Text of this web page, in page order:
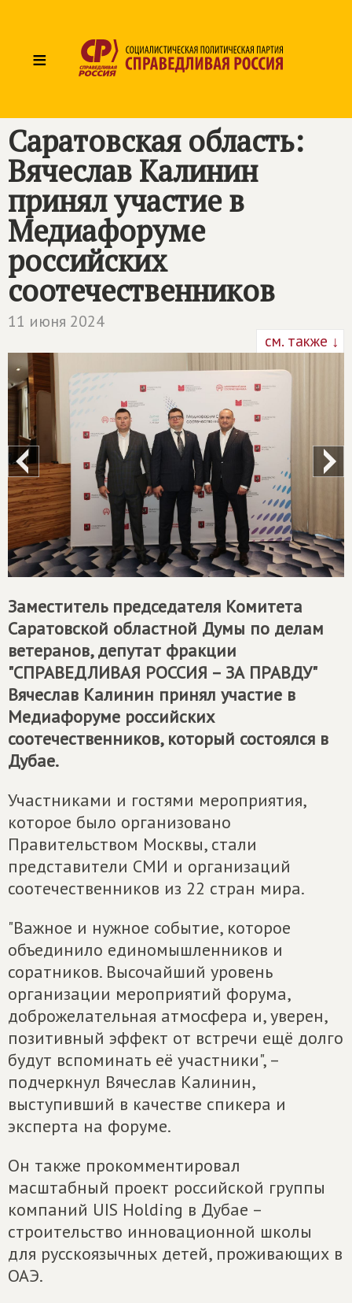
≡
Саратовская область:
Вячеслав Калинин
принял участие в
Медиафоруме
российских
соотечественников
11 июня 2024
см. также ↓
Заместитель председателя Комитета
Саратовской областной Думы по делам
ветеранов, депутат фракции
"СПРАВЕДЛИВАЯ РОССИЯ – ЗА ПРАВДУ"
Вячеслав Калинин принял участие в
Медиафоруме российских
соотечественников, который состоялся в
Дубае.
Участниками и гостями мероприятия,
которое было организовано
Правительством Москвы, стали
представители СМИ и организаций
соотечественников из 22 стран мира.
"Важное и нужное событие, которое
объединило единомышленников и
соратников. Высочайший уровень
организации мероприятий форума,
доброжелательная атмосфера и, уверен,
позитивный эффект от встречи ещё долго
будут вспоминать её участники", –
подчеркнул Вячеслав Калинин,
выступивший в качестве спикера и
эксперта на форуме.
Он также прокомментировал
масштабный проект российской группы
компаний UIS Holding в Дубае –
строительство инновационной школы
для русскоязычных детей, проживающих в
ОАЭ.